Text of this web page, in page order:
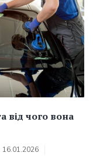
від чого вона
16.01.2026